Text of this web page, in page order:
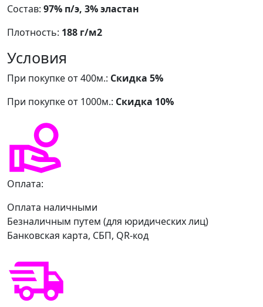
Состав: 97% п/э, 3% эластан
Плотность: 188 г/м2
Условия
При покупке от 400м.: Скидка 5%
При покупке от 1000м.: Скидка 10%
Оплата:
Оплата наличными
Безналичным путем (для юридических лиц)
Банковская карта, СБП, QR-код